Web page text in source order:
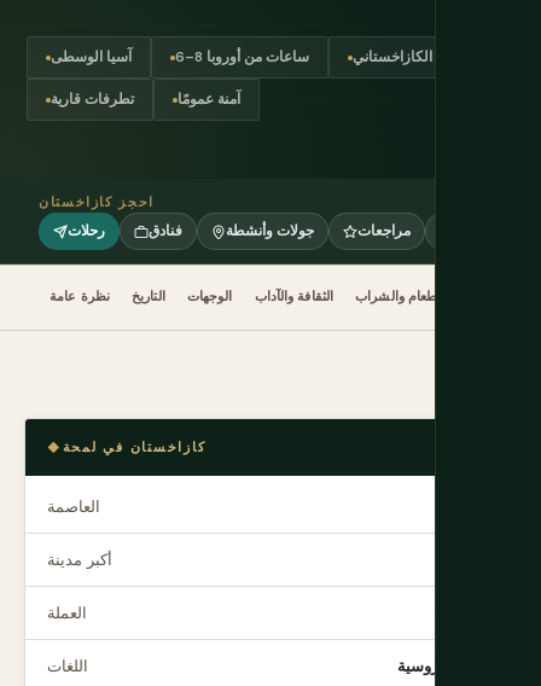
آسيا الوسطى 6–8 ساعات من أوروبا
تطرفات قارية آمنة عمومًا
احجز كازاخستان
رحلات فنادق جولات وأنشطة مراجعات
نظرة عامة التاريخ الوجهات الثقافة والآداب الطعام والشراب
كازاخستان في لمحة
العاصمة
أكبر مدينة
العملة
اللغات كازاخية، روسية